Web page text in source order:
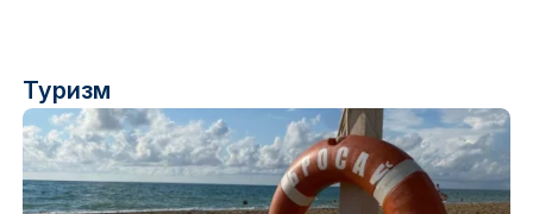
Туризм